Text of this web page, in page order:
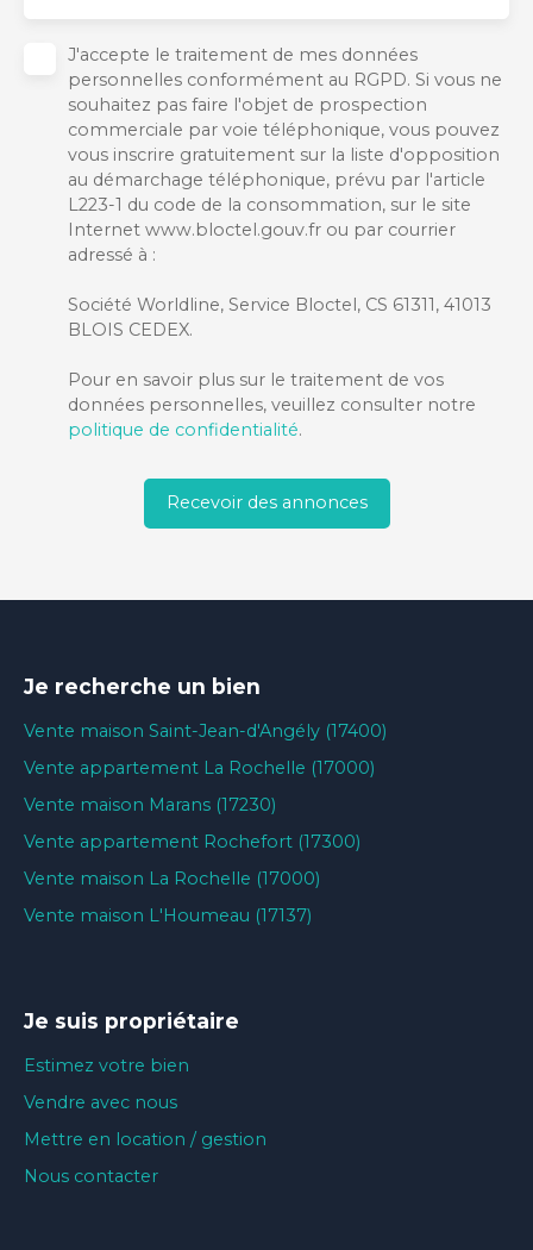
J'accepte le traitement de mes données
personnelles conformément au RGPD. Si vous ne
souhaitez pas faire l'objet de prospection
commerciale par voie téléphonique, vous pouvez
vous inscrire gratuitement sur la liste d'opposition
au démarchage téléphonique, prévu par l'article
L223-1 du code de la consommation, sur le site
Internet www.bloctel.gouv.fr ou par courrier
adressé à :
Société Worldline, Service Bloctel, CS 61311, 41013
BLOIS CEDEX.
Pour en savoir plus sur le traitement de vos
données personnelles, veuillez consulter notre
politique de confidentialité.
Recevoir des annonces
Je recherche un bien
Vente maison Saint-Jean-d'Angély (17400)
Vente appartement La Rochelle (17000)
Vente maison Marans (17230)
Vente appartement Rochefort (17300)
Vente maison La Rochelle (17000)
Vente maison L'Houmeau (17137)
Je suis propriétaire
Estimez votre bien
Vendre avec nous
Mettre en location / gestion
Nous contacter